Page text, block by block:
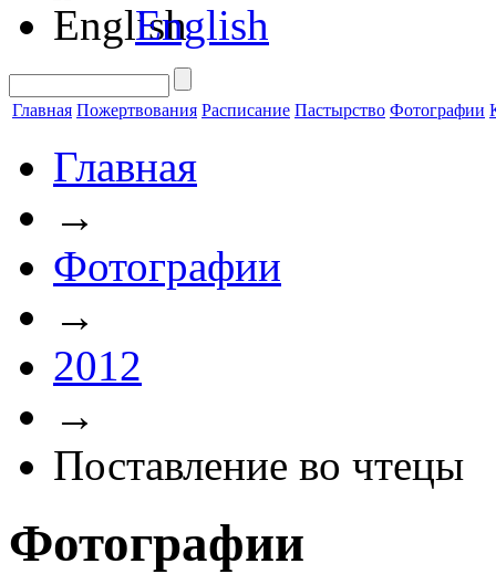
English
Главная Пожертвования Расписание Пастырство Фотографии
Главная
→
Фотографии
→
2012
→
Поставление во чтецы
Фотографии